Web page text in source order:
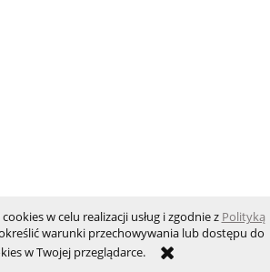
w celu realizacji usług i zgodnie z Polityką
warunki przechowywania lub dostępu do
w Twojej przeglądarce.